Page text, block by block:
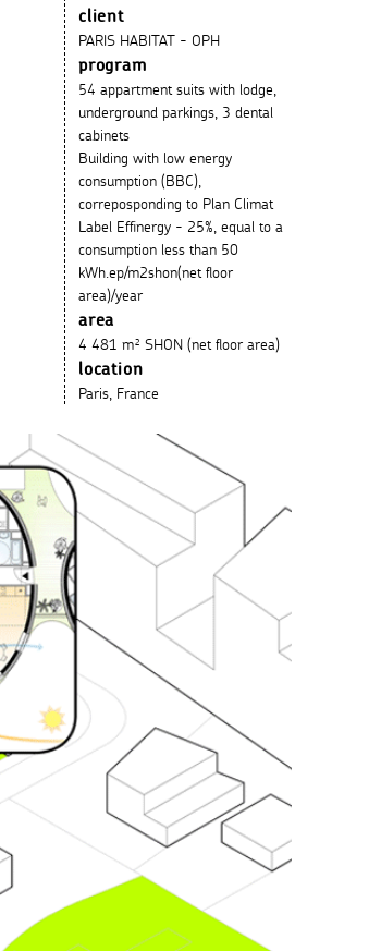
client
PARIS HABITAT - OPH
program
54 appartment suits with lodge,
underground parkings, 3 dental
cabinets
Building with low energy
consumption (BBC),
correposponding to Plan Climat
Label Effinergy - 25%, equal to a
consumption less than 50
kWh.ep/m2shon(net floor
area)/year
area
4 481 m² SHON (net floor area)
location
Paris, France